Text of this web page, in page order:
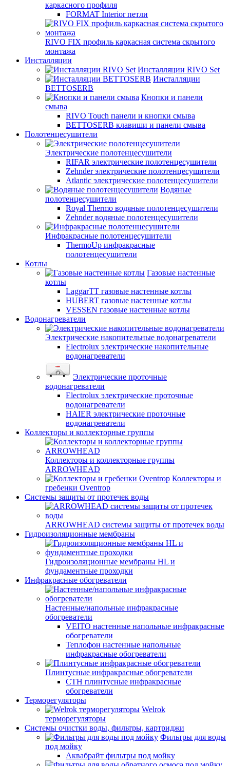
каркасного профиля
FORMAT Interior петли
RIVO FIX профиль каркасная система скрытого
монтажа
Инсталляции
Инсталляции RIVO Set
Инсталляции
BETTOSERB
Кнопки и панели
смыва
RIVO Touch панели и кнопки смыва
BETTOSERB клавиши и панели смыва
Полотенцесушители
Электрические полотенцесушители
RIFAR электрические полотенцесушители
Zehnder электрические полотенцесушители
Atlantic электрические полотенцесушители
Водяные
полотенцесушители
Royal Thermo водяные полотенцесушители
Zehnder водяные полотенцесушители
Инфракрасные полотенцесушители
ThermoUp инфракрасные
полотенцесушители
Котлы
Газовые настенные
котлы
LaggarTT газовые настенные котлы
HUBERT газовые настенные котлы
VESSEN газовые настенные котлы
Водонагреватели
Электрические накопительные водонагреватели
Electrolux электрические накопительные
водонагреватели
Электрические проточные
водонагреватели
Electrolux электрические проточные
водонагреватели
HAIER электрические проточные
водонагреватели
Коллекторы и коллекторные группы
Коллекторы и коллекторные группы
ARROWHEAD
Коллекторы и
гребенки Oventrop
Системы защиты от протечек воды
ARROWHEAD системы защиты от протечек воды
Гидроизоляционные мембраны
Гидроизоляционные мембраны HL и
фундаментные проходки
Инфракрасные обогреватели
Настенные/напольные инфракрасные
обогреватели
VEITO настенные напольные инфракрасные
обогреватели
Теплофон настенные напольные
инфракрасные обогреватели
Плинтусные инфракрасные обогреватели
СТН плинтусные инфракрасные
обогреватели
Терморегуляторы
Welrok
терморегуляторы
Системы очистки воды, фильтры, картриджи
Фильтры для воды
под мойку
Аквабрайт фильтры под мойку